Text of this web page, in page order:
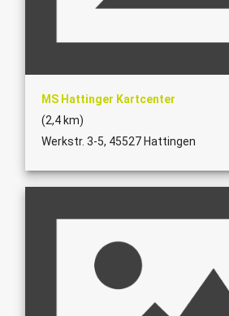
MS Hattinger Kartcenter
(2,4 km)
Werkstr. 3-5, 45527 Hattingen